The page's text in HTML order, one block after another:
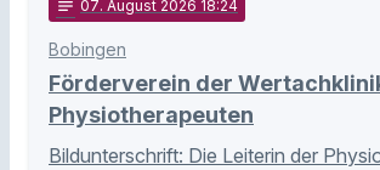
notes 07. August 2026 18:24
Bobingen
Förderverein der
Physiotherapeuten
Bildunterschrift: Die Leiterin der